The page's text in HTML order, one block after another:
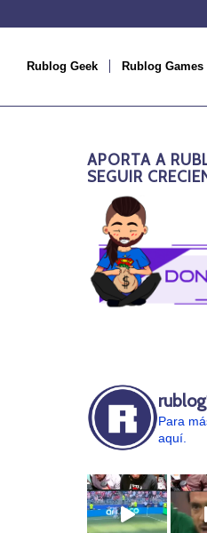
Rublog Geek Rublog Games
APORTA A
SEGUIR
Para
aquí.